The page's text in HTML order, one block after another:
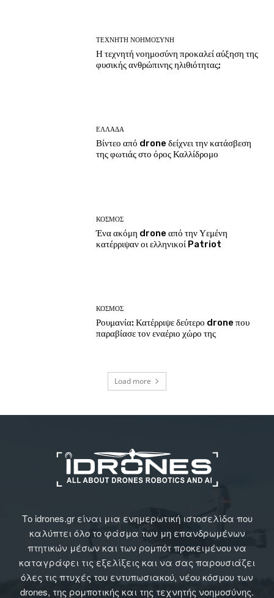
ΤΕΧΝΗΤΗ ΝΟΗΜΟΣΥΝΗ
Η τεχνητή νοημοσύνη προκαλεί αύξηση της
φυσικής ανθρώπινης ηλιθιότητας;
ΕΛΛΑΔΑ
Βίντεο από drone δείχνει την κατάσβεση
της φωτιάς στο όρος Καλλίδρομο
ΚΟΣΜΟΣ
Ένα ακόμη drone από την Υεμένη
κατέρριψαν οι ελληνικοί Patriot
ΚΟΣΜΟΣ
Ρουμανία: Κατέρριψε δεύτερο drone που
παραβίασε τον εναέριο χώρο της
Load more
Το idrones.gr είναι μια ενημερωτική ιστοσελίδα που
καλύπτει όλο το φάσμα των μη επανδρωμένων
πτητικών μέσων και των ρομπότ προκειμένου να
καταγράφει τις εξελίξεις και να σας παρουσιάζει
όλες τις πτυχές του εντυπωσιακού, νέου κόσμου των
drones, της ρομποτικής και της τεχνητής νοημοσύνης.